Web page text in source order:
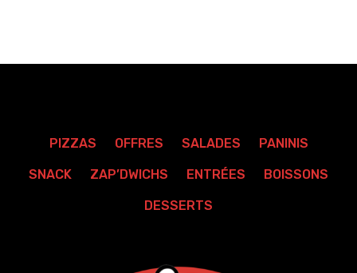
PIZZAS OFFRES SALADES PANINIS
SNACK ZAP’DWICHS ENTRÉES BOISSONS
DESSERTS